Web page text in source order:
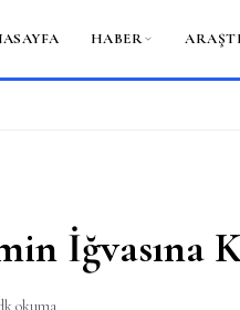
HABER
İğvasına
okuma